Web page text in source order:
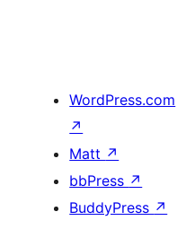
WordPress.com
↗
Matt ↗
bbPress ↗
BuddyPress ↗